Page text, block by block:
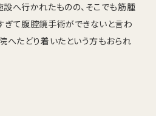
へ行かれたものの、そこでも筋腫
ぎて腹腔鏡手術ができないと言わ
へたどり着いたという方もおられ